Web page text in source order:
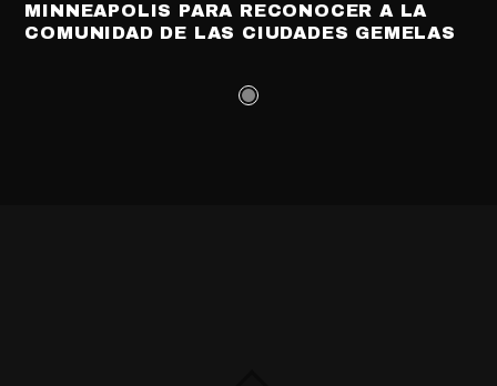
MINNEAPOLIS PARA RECONOCER A LA
COMUNIDAD DE LAS CIUDADES GEMELAS